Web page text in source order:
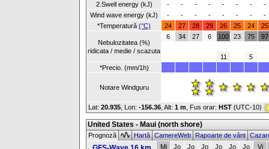
2.Swell energy (kJ)
- - - - - - -
-
Wind wave energy (kJ)
- - - - - - -
-
*Temperatură (°C) 24 27 28 29 26 25 24 25
Nebulozitatea (%)
ridicata / medie / scazuta
6 34 27 6 100
11
23 75
5
97
*Precio. (mm/1h)
Notare Windguru
Lat: 20.935 , Lon: -156.36 Alt: 1 m , Fus orar: HST (UTC-10)
United States - Maui (north shore)
Prognoză HartăCamereWebRapoarte de vânt
Mi
Jo
Jo
Jo
Jo
Jo
Jo
Vi